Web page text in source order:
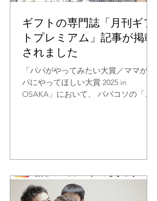
う時に役立ちます。 キャンペーン概要
■ 参加方法①（実店舗でご購入の方）
対象商品を実施店舗でご購入いただい
た方へ。もれなく「防災備蓄6点セッ
ト」プレゼント 対象商品 ・パパダッ
コシリーズ ・パパバッグシリーズ ・
濱帯シリーズ 実施店舗 ・グディーズ
ヨコハマ ・ビックカメラ有楽町店 応
ギフトの専門誌「月刊ギフ
トプレミアム」記事が掲載
されました
「パパがやってみたい大賞／ママがパ
パにやってほしい大賞 2025 in
OSAKA」において、 パパコソの「パ
広告ではなく、編集部の方が受賞内容
や製品情報をもとに、整理し、まとめ